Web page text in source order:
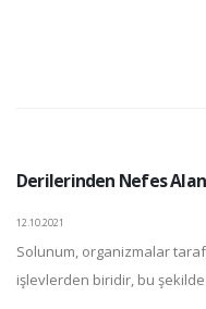
Derilerinden Nefes Alan
12.10.2021
Solunum, organizmalar
işlevlerden biridir, bu şekilde